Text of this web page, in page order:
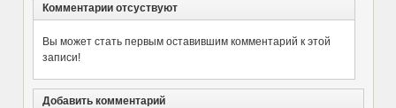
Комментарии отсуствуют
Вы может стать первым оставившим комментарий к этой
записи!
Добавить комментарий